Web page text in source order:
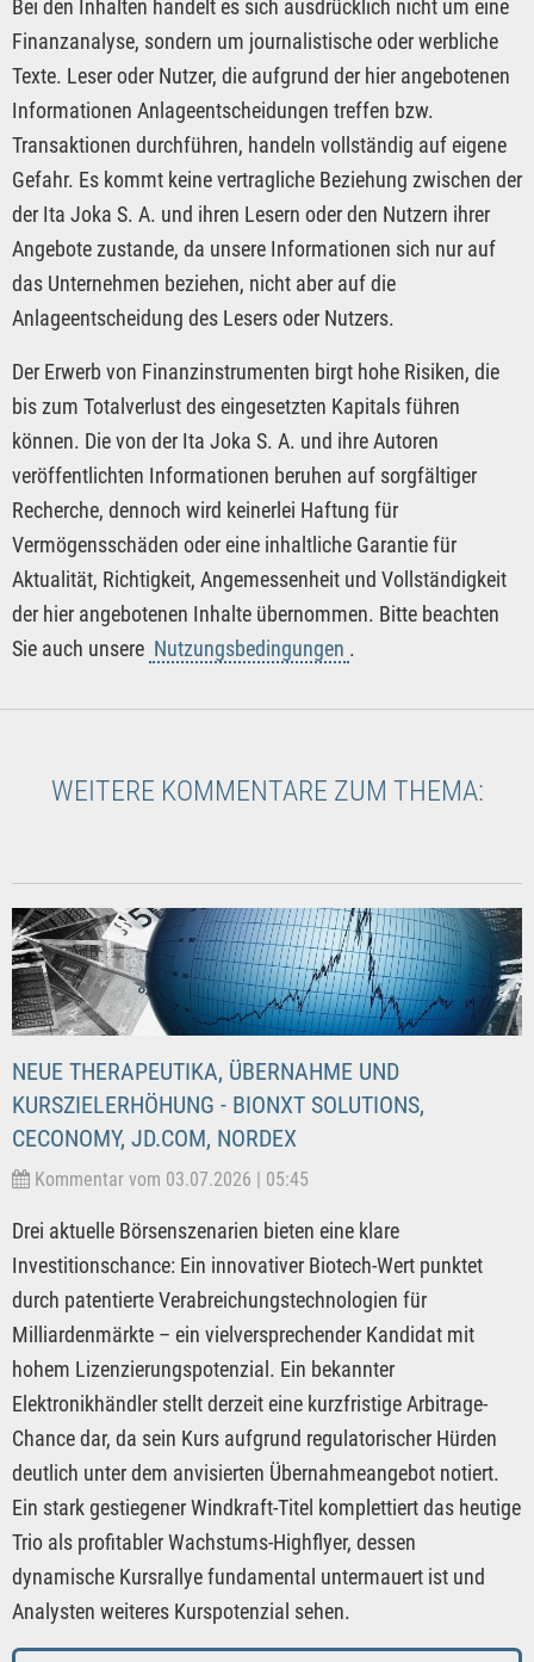
Bei den Inhalten handelt es sich ausdrücklich nicht um eine
Finanzanalyse, sondern um journalistische oder werbliche
Texte. Leser oder Nutzer, die aufgrund der hier angebotenen
Informationen Anlageentscheidungen treffen bzw.
Transaktionen durchführen, handeln vollständig auf eigene
Gefahr. Es kommt keine vertragliche Beziehung zwischen der
der Ita Joka S. A. und ihren Lesern oder den Nutzern ihrer
Angebote zustande, da unsere Informationen sich nur auf
das Unternehmen beziehen, nicht aber auf die
Anlageentscheidung des Lesers oder Nutzers.
Der Erwerb von Finanzinstrumenten birgt hohe Risiken, die
bis zum Totalverlust des eingesetzten Kapitals führen
können. Die von der Ita Joka S. A. und ihre Autoren
veröffentlichten Informationen beruhen auf sorgfältiger
Recherche, dennoch wird keinerlei Haftung für
Vermögensschäden oder eine inhaltliche Garantie für
Aktualität, Richtigkeit, Angemessenheit und Vollständigkeit
der hier angebotenen Inhalte übernommen. Bitte beachten
Sie auch unsere Nutzungsbedingungen .
WEITERE KOMMENTARE ZUM THEMA:
NEUE THERAPEUTIKA, ÜBERNAHME UND
KURSZIELERHÖHUNG - BIONXT SOLUTIONS,
CECONOMY, JD.COM, NORDEX
Kommentar vom 03.07.2026 | 05:45
Drei aktuelle Börsenszenarien bieten eine klare
Investitionschance: Ein innovativer Biotech-Wert punktet
durch patentierte Verabreichungstechnologien für
Milliardenmärkte – ein vielversprechender Kandidat mit
hohem Lizenzierungspotenzial. Ein bekannter
Elektronikhändler stellt derzeit eine kurzfristige Arbitrage-
Chance dar, da sein Kurs aufgrund regulatorischer Hürden
deutlich unter dem anvisierten Übernahmeangebot notiert.
Ein stark gestiegener Windkraft-Titel komplettiert das heutige
Trio als profitabler Wachstums-Highflyer, dessen
dynamische Kursrallye fundamental untermauert ist und
Analysten weiteres Kurspotenzial sehen.